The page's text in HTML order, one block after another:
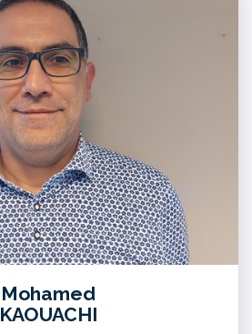
Mohamed
KAOUACHI